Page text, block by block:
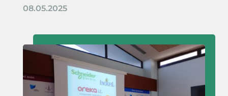
08.05.2025